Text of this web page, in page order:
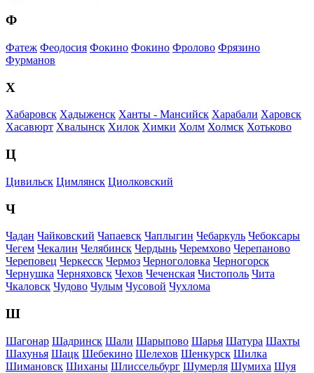
Ф
Фатеж Феодосия Фокино Фокино Фролово Фрязино
Фурманов
Х
Хабаровск Хадыженск Ханты - Мансийск Харабали Харовск
Хасавюрт Хвалынск Хилок Химки Холм Холмск Хотьково
Ц
Цивильск Цимлянск Циолковский
Ч
Чадан Чайковский Чапаевск Чаплыгин Чебаркуль Чебоксары
Чегем Чекалин Челябинск Чердынь Черемхово Черепаново
Череповец Черкесск Чермоз Черноголовка Черногорск
Чернушка Черняховск Чехов Чеченская Чистополь Чита
Чкаловск Чудово Чулым Чусовой Чухлома
Ш
Шагонар Шадринск Шали Шарыпово Шарья Шатура Шахты
Шахунья Шацк Шебекино Шелехов Шенкурск Шилка
Шимановск Шиханы Шлиссельбург Шумерля Шумиха Шуя